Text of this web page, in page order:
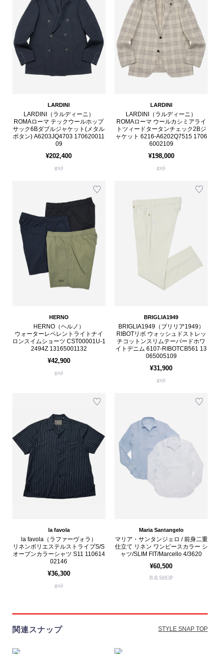
LARDINI
LARDINI（ラルディーニ）
ROMAローマ テックウールホップ
サック6Bダブルジャケット(メタル
ボタン) A6203JQ4703 170620011
09
¥202,400
guji
LARDINI
LARDINI（ラルディーニ）
ROMAローマ ウールカシミアライ
トツィードタータンチェック2Bジ
ャケット 6216-A6202Q7515 1706
6002109
¥198,000
guji
HERNO
HERNO（ヘルノ）
ウォーターレペレントライトナイ
ロンスイムショーツ CST00001U-1
2494Z 13165001132
¥42,900
guji
BRIGLIA1949
BRIGLIA1949（ブリリア1949）
RIBOTリボ ウォッシュドストレッ
チコットンスリムテーパードホワ
イトデニム 6107-RIBOTCB561 13
065005109
¥31,900
guji
la favola
la favola（ラファーヴォラ）
リネンポリエステルストライプS/S
オープンカラーシャツ S11 110614
02146
¥36,300
guji
Maria Santangelo
マリア・サンタンジェロ / 前身二重
仕立て リネン ワンピースカラー シ
ャツ/SLIM FIT/Marcello 4/3620
¥60,500
B.R.SHOP
関連スナップ STYLE SNAP TOP